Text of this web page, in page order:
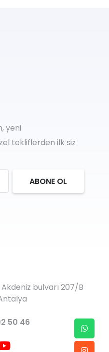
yeni
tekliflerden ilk siz
ABONE OL
bulvarı 207/B
50 46